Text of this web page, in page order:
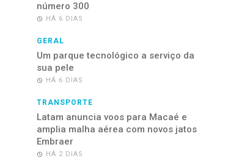
número 300
HÁ 6 DIAS
GERAL
Um parque tecnológico a serviço da
sua pele
HÁ 6 DIAS
TRANSPORTE
Latam anuncia voos para Macaé e
amplia malha aérea com novos jatos
Embraer
HÁ 2 DIAS